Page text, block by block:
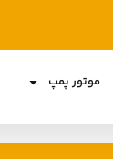
موتور پمپ